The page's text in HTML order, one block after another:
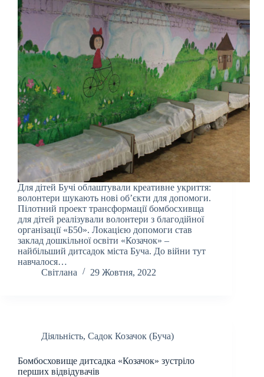
Для дітей Бучі облаштували креативне укриття:
волонтери шукають нові об’єкти для допомоги.
Пілотний проект трансформації бомбосхивща
для дітей реалізували волонтери з благодійної
організації «Б50». Локацією допомоги став
заклад дошкільної освіти «Козачок» –
найбільший дитсадок міста Буча. До війни тут
навчалося…
Світлана
29 Жовтня, 2022
Діяльність, Садок Козачок (Буча)
Бомбосховище дитсадка «Козачок» зустріло
перших відвідувачів